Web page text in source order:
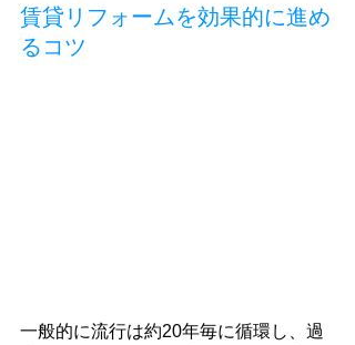
賃貸リフォームを効果的に進め
るコツ
一般的に流行は約20年毎に循環し、過